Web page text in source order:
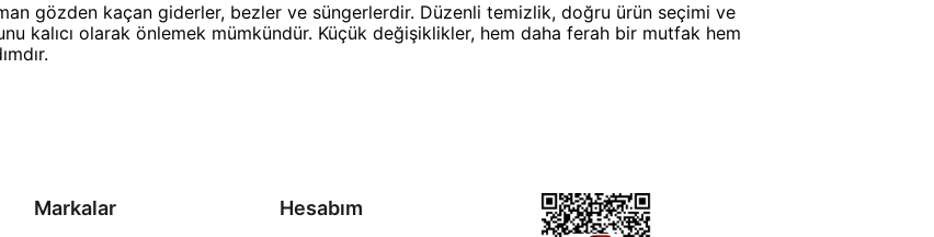
gözden kaçan giderler, bezler ve süngerlerdir. Düzenli temizlik, doğru ürün seçimi ve
kalıcı olarak önlemek mümkündür. Küçük değişiklikler, hem daha ferah bir mutfak hem
Markalar Hesabım